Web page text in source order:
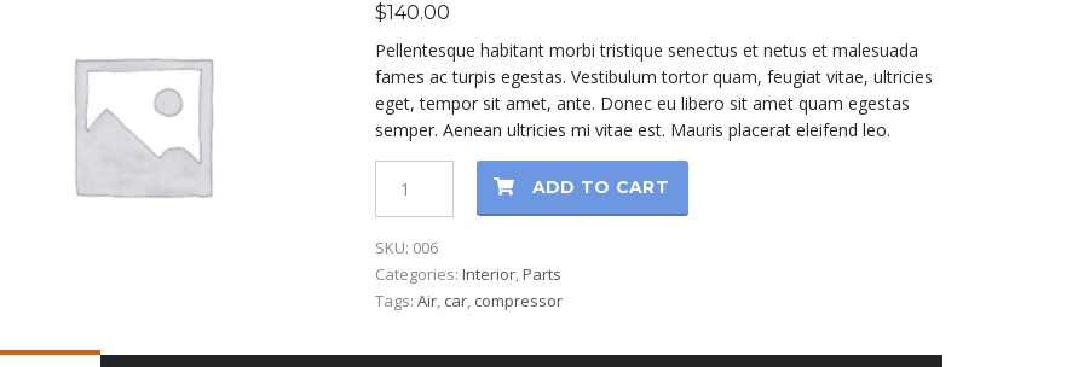
$140.00
Pellentesque habitant morbi tristique senectus et netus et malesuada
fames ac turpis egestas. Vestibulum tortor quam, feugiat vitae, ultricies
eget, tempor sit amet, ante. Donec eu libero sit amet quam egestas
semper. Aenean ultricies mi vitae est. Mauris placerat eleifend leo.
Compressor
quantity
ADD TO CART
SKU: 006
Categories:Interior,Parts
Tags:Air, car, compressor